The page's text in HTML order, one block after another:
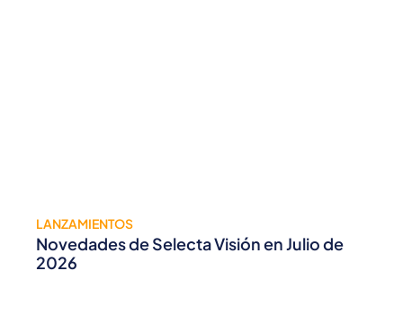
LANZAMIENTOS
Novedades de Selecta Visión en Julio de
2026